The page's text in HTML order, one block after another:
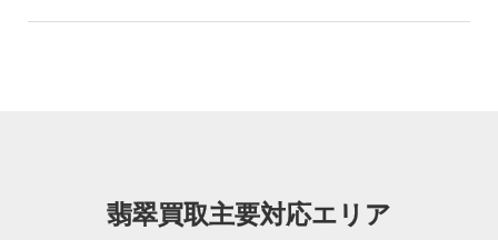
翡翠買取主要対応エリア